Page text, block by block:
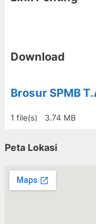
Download
Brosur SPMB
1 file(s) 3.74 MB
Peta Lokasi